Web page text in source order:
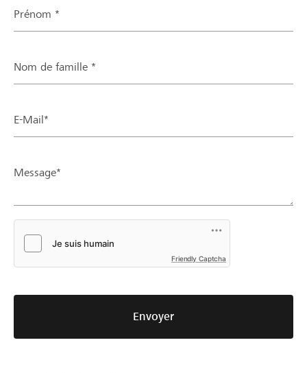
Prénom *
Nom de famille *
E-Mail*
Message*
Friendly Captcha
Envoyer